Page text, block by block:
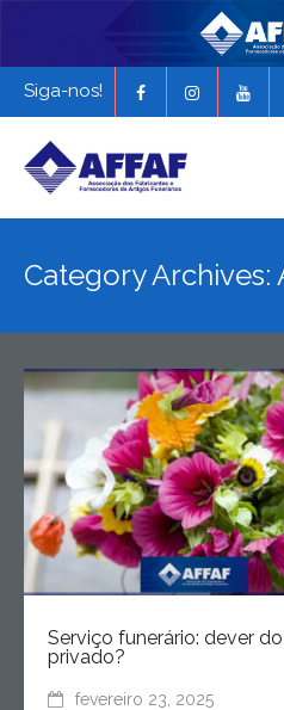
Siga-nos!
História da AFFAF
Revista Funerária em
EXPONAF 2027
Category Archives:
Serviço funerário: dever
privado?
fevereiro 23, 2025